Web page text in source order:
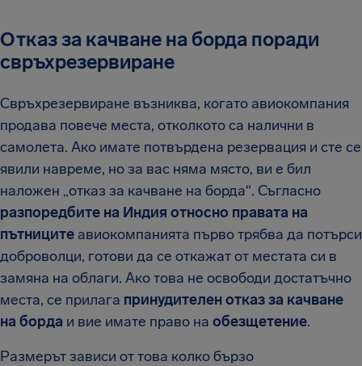
Отказ за качване на борда поради
свръхрезервиране
Свръхрезервиране възниква, когато авиокомпания
продава повече места, отколкото са налични в
самолета. Ако имате потвърдена резервация и сте се
явили навреме, но за вас няма място, ви е бил
наложен „отказ за качване на борда“. Съгласно
разпоредбите на Индия относно правата на
пътниците авиокомпанията първо трябва да потърси
доброволци, готови да се откажат от местата си в
замяна на облаги. Ако това не освободи достатъчно
места, се прилага принудителен отказ за качване
на борда и вие имате право на обезщетение.
Размерът зависи от това колко бързо